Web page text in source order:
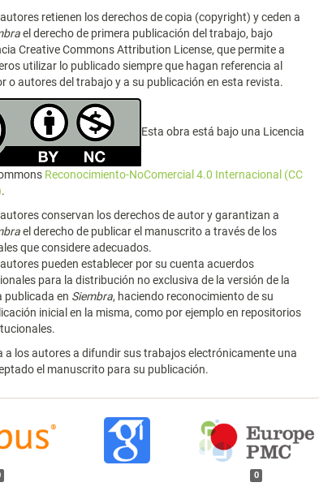
retienen los derechos de copia (copyright) y ceden a
el derecho de primera publicación del trabajo, bajo
Creative Commons Attribution License, que permite a
utilizar lo publicado siempre que hagan referencia al
o autores del trabajo y a su publicación en esta revista.
Esta obra está bajo una Licencia
Reconocimiento-NoComercial 4.0 Internacional (CC
.
conservan los derechos de autor y garantizan a
el derecho de publicar el manuscrito a través de los
que considere adecuados.
pueden establecer por su cuenta acuerdos
para la distribución no exclusiva de la versión de la
publicada en Siembra, haciendo reconocimiento de su
inicial en la misma, como por ejemplo en repositorios
a los autores a difundir sus trabajos electrónicamente una
el manuscrito para su publicación.
0